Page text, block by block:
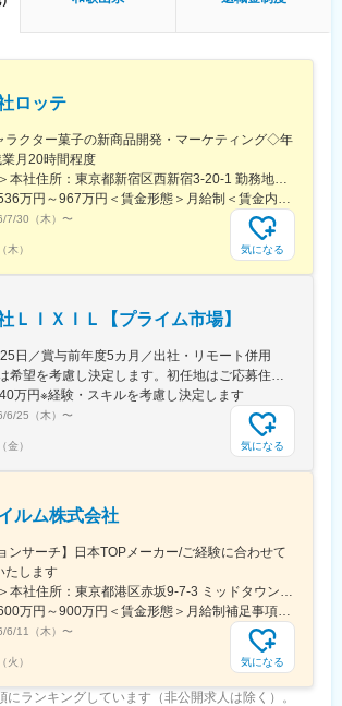
ケジュールは基本的にお任せします。
ル事業部の生産管理チームに所属し、和歌山工場で
女3名の社員と共に働きます。
1名
ムで密なコミュニケーションを取りながら業務を進
未経験でも安心してスタートできる環境が整って
できる商品が多く、クライアントからも高い評価
自分が提案した製品が採用され、ヒット商品とな
じられる仕事です。
卸、小売りといった異なる事業展開により、リス
定した経営を実現しています。その結果売り上げ
ています！
海外企業からも多くの関心があります。昨年、欧
対応強化のためにベトナムに新工場を設立し、ま
を広げています。
社の定める業務
ロッテ
ラクター菓子の新商品開発・マーケティング◇年
月20時間程度
＜勤務地詳細＞本社住所：東京都新宿区西新宿3-20-1 勤務地最寄駅：京王新線／初台駅受動喫煙対策：敷地内全面禁煙変更の範囲：会社の定める事業所（リモートワーク含む）
＜予定年収＞536万円～967万円＜賃金形態＞月給制＜賃金内訳＞月額（基本給）：290,000円～540,000円＜月給＞290,000円～540,000円＜昇給有無＞有＜残業手当＞有＜給与補足＞【賞与】年2回（7月･12月）、年平均：5.9ヶ月（2026年）※初回賞与は入社時期により一定額支給賃金はあくまでも目安の金額であり、選考を通じて上下する可能性があります。月給(月額)は固定手当を含めた表記です。
7/30（木） 〜
木） 気になる
ＬＩＸＩＬ【プライム市場】
日／賞与前年度5カ月／出社・リモート併用
★配属エリアは希望を考慮し決定します。初任地はご応募住所での配属となります。入社後、転勤が伴う異動に関しては、必ず勤務地のご希望も確認した上で決定します。【配属オフィス一覧】■東京都品川区西品川1丁目1-1 大崎ガーデンタワー■愛知県名古屋市中村区名駅南4丁目11-40■京都府京都市伏見区竹田田中宮町103 ■大阪府大阪市中央区本町2丁目6-8 センバ・セントラルビル9F■大阪府箕面市萱野4丁目5-45■広島県広島市安佐南区西原6丁目11-8■福岡県福岡市博多区半道橋2-15-10 SOLAビル★出社とリモートワークを併用しながらの勤務となります。 業務に慣れるまでは、原則出社となります。 慣れてきたら少しずつリモートの日を増やし、最終的には週1～3日ほどの出社となる予定です（目安：～入社6カ月）。※受動喫煙対策：あり
万円※経験・スキルを考慮し決定します
6/25（木） 〜
金） 気になる
ルム株式会社
ンサーチ】日本TOPメーカー/ご経験に合わせて
たします
＜勤務地詳細＞本社住所：東京都港区赤坂9-7-3 ミッドタウン・ウェスト勤務地最寄駅：東京メトロ日比谷線／都営大江戸線／六本木駅受動喫煙対策：敷地内全面禁煙変更の範囲：会社の定める事業所（リモートワーク含む）
＜予定年収＞600万円～900万円＜賃金形態＞月給制補足事項なし＜賃金内訳＞月額（基本給）：300,000円～500,000円＜月給＞300,000円～500,000円＜昇給有無＞有＜残業手当＞有賃金はあくまでも目安の金額であり、選考を通じて上下する可能性があります。月給(月額)は固定手当を含めた表記です。
6/11（木） 〜
火） 気になる
にランキングしています（非公開求人は除く）。